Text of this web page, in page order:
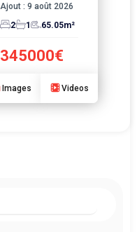
Ajout : 9 août 2026
2
1 65.05m²
345000€
Images Videos